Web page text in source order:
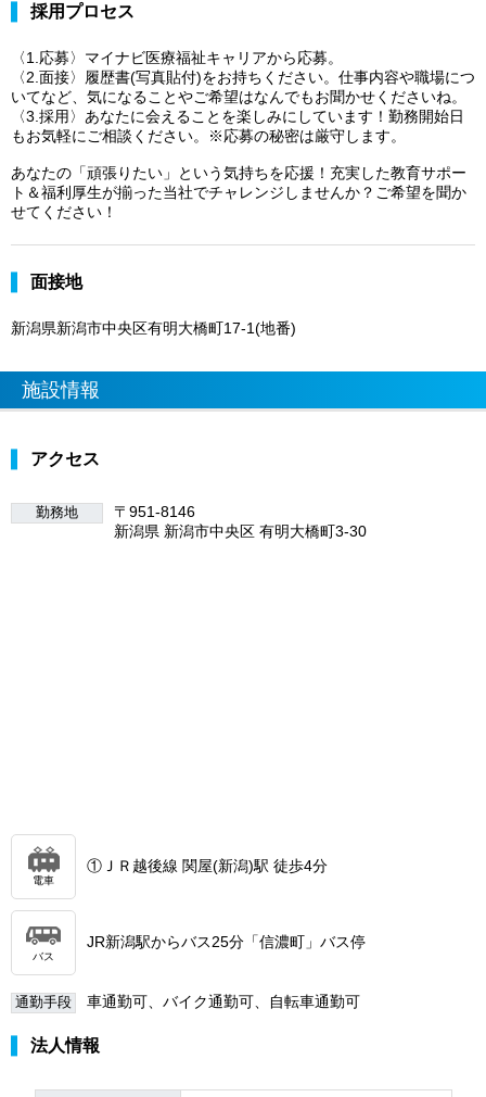
採用プロセス
〈1.応募〉マイナビ医療福祉キャリアから応募。
〈2.面接〉履歴書(写真貼付)をお持ちください。仕事内容や職場につ
いてなど、気になることやご希望はなんでもお聞かせくださいね。
〈3.採用〉あなたに会えることを楽しみにしています！勤務開始日
もお気軽にご相談ください。※応募の秘密は厳守します。
あなたの「頑張りたい」という気持ちを応援！充実した教育サポー
ト＆福利厚生が揃った当社でチャレンジしませんか？ご希望を聞か
せてください！
面接地
新潟県新潟市中央区有明大橋町17-1(地番)
施設情報
アクセス
勤務地
〒951-8146
新潟県 新潟市中央区 有明大橋町3-30
電車
①ＪＲ越後線 関屋(新潟)駅 徒歩4分
バス
JR新潟駅からバス25分「信濃町」バス停
通勤手段 車通勤可、バイク通勤可、自転車通勤可
法人情報